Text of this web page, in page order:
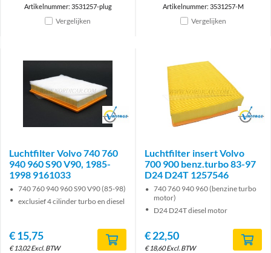
Artikelnummer: 3531257-plug
Vergelijken
Artikelnummer: 3531257-M
Vergelijken
Brand
Luchtfilter Volvo 740 760
940 960 S90 V90, 1985-
1998 9161033
740 760 940 960 S90 V90 (85-98)
exclusief 4 cilinder turbo en diesel
€15,75
€13,02 Excl. BTW
Brand
Luchtfilter insert Volvo
700 900 benz.turbo 83-97
D24 D24T 1257546
740 760 940 960 (benzine turbo
motor)
D24 D24T diesel motor
€22,50
€18,60 Excl. BTW